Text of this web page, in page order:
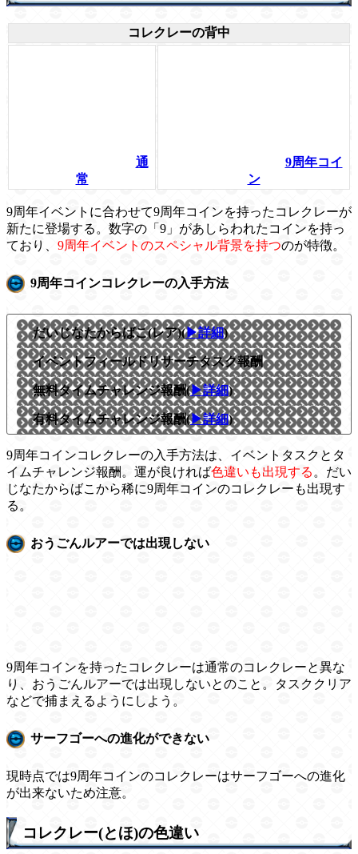
コレクレーの背中
通
常
9周年コイ
ン
9周年イベントに合わせて9周年コインを持ったコレクレーが
新たに登場する。数字の「9」があしらわれたコインを持っ
ており、 9周年イベントのスペシャル背景を持つのが特徴。
9周年コインコレクレーの入手方法
だいじなたからばこ(レア)(▶詳細)
イベントフィールドリサーチタスク報酬
無料タイムチャレンジ報酬(▶詳細)
有料タイムチャレンジ報酬(▶詳細)
9周年コインコレクレーの入手方法は、イベントタスクとタ
イムチャレンジ報酬。運が良ければ色違いも出現する 。だい
じなたからばこから稀に9周年コインのコレクレーも出現す
る。
おうごんルアーでは出現しない
9周年コインを持ったコレクレーは通常のコレクレーと異な
り、おうごんルアーでは出現しないとのこと。タスククリア
などで捕まえるようにしよう。
サーフゴーへの進化ができない
現時点では9周年コインのコレクレーはサーフゴーへの進化
が出来ないため注意。
コレクレー(とほ)の色違い